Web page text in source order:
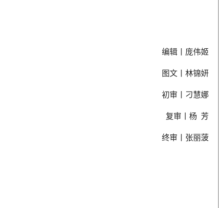
编辑丨庞伟姬
图文丨林锦妍
初审丨 刁慧娜
复审丨杨 芳
终审丨 张丽菠